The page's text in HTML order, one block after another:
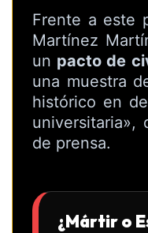
Frente a este
Martínez
un pacto de
una muestra
histórico en
universitaria»,
de prensa.
¿Mártir o